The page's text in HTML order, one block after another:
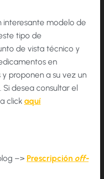
interesante modelo de
tipo de
de vista técnico y
en
proponen a su vez un
desea consultar el
click aquí
–> Prescripción off-